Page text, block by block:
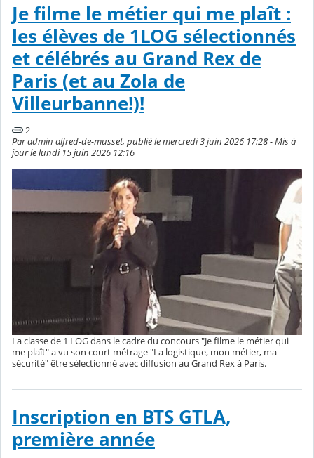
Je filme le métier qui me plaît :
les élèves de 1LOG sélectionnés
et célébrés au Grand Rex de
Paris (et au Zola de
Villeurbanne!)!
2
Par admin alfred-de-musset, publié le mercredi 3 juin 2026 17:28 - Mis à
jour le lundi 15 juin 2026 12:16
La classe de 1 LOG dans le cadre du concours "Je filme le métier qui
me plaît" a vu son court métrage "La logistique, mon métier, ma
sécurité" être sélectionné avec diffusion au Grand Rex à Paris.
Inscription en BTS GTLA,
première année